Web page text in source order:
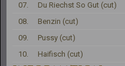
07.
Du Riechst So Gut (cut)
08.
Benzin (cut)
09.
Pussy (cut)
10.
Haifisch (cut)